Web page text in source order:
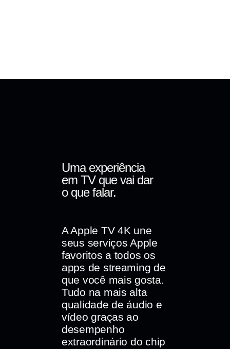
Uma experiência
em TV que vai dar
o que falar.
A Apple TV 4K une
seus serviços Apple
favoritos a todos os
apps de streaming de
que você mais gosta.
Tudo na mais alta
qualidade de áudio e
vídeo graças ao
desempenho
extraordinário do chip